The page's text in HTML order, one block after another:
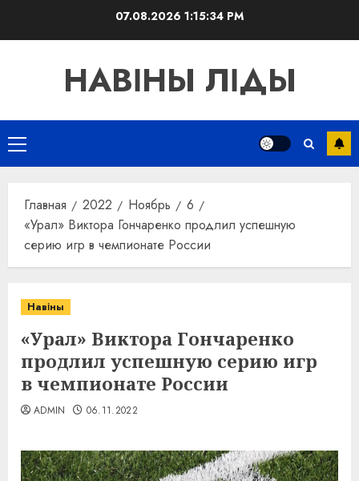
07.08.2026 1:15:34 PM
НАВІНЫ ЛІДЫ
Основное
меню
Главная 2022 Ноябрь
6
«Урал» Виктора Гончаренко продлил успешную
серию игр в чемпионате России
Навіны
«Урал» Виктора Гончаренко
продлил успешную серию игр
в чемпионате России
ADMIN 06.11.2022